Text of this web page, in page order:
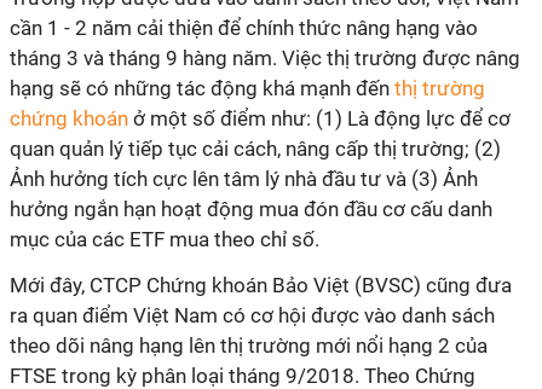
cần 1 - 2 năm cải thiện để chính thức nâng hạng vào
tháng 3 và tháng 9 hàng năm. Việc thị trường được nâng
hạng sẽ có những tác động khá mạnh đến thị trường
chứng khoán ở một số điểm như: (1) Là động lực để cơ
quan quản lý tiếp tục cải cách, nâng cấp thị trường; (2)
Ảnh hưởng tích cực lên tâm lý nhà đầu tư và (3) Ảnh
hưởng ngắn hạn hoạt động mua đón đầu cơ cấu danh
mục của các ETF mua theo chỉ số.
Mới đây, CTCP Chứng khoán Bảo Việt (BVSC) cũng đưa
ra quan điểm Việt Nam có cơ hội được vào danh sách
theo dõi nâng hạng lên thị trường mới nổi hạng 2 của
FTSE trong kỳ phân loại tháng 9/2018. Theo Chứng